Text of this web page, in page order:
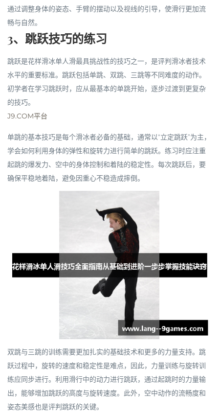
通过调整身体的姿态、手臂的摆动以及视线的引导，使滑行更加流
畅与自然。
3、跳跃技巧的练习
跳跃是花样滑冰单人滑最具挑战性的技巧之一，是评判滑冰者技术
水平的重要标准。跳跃包括单跳、双跳、三跳等不同难度的动作。
初学者在学习跳跃时，应从最基本的单跳开始，逐步过渡到更复杂
的技巧。
J9.COM平台
单跳的基本技巧是每个滑冰者必备的基础，通常以“立定跳跃”为主，
学会如何利用身体的弹性和旋转力进行简单的跳跃。练习时应注重
起跳的爆发力、空中的身体控制和着陆的稳定性。每次跳跃后，要
确保平稳地着陆，避免因重心不稳造成摔倒。
双跳与三跳的训练需要更加扎实的基础技术和更多的力量支持。跳
跃过程中，旋转的速度和稳定性是难点，因此，力量训练与旋转训
练应同步进行。利用滑行中的动力进行跳跃，通过起跳时的力量输
出，能够增加跳跃的高度与旋转速度。此外，空中动作的流畅度和
姿态美感也是评判跳跃的关键。